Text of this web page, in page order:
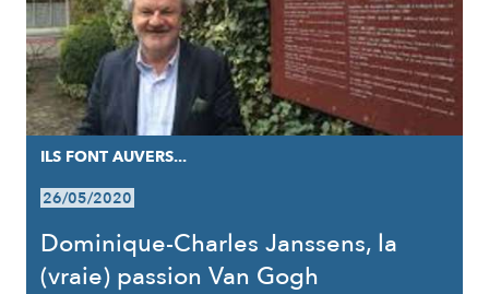
ILS FONT AUVERS...
26/05/2020
Dominique-Charles Janssens, la
(vraie) passion Van Gogh